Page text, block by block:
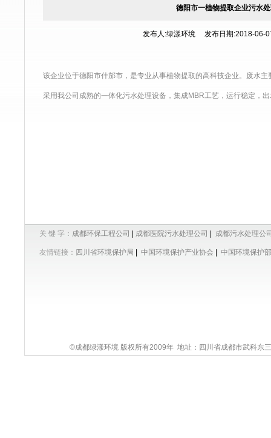
德阳市一植物提取企业污水
发布人:绿漾环境 发布日期:2018-06-
该企业位于德阳市什邡市，是专业从事植物提取的高科技企业。废水
采用我公司成熟的一体化污水处理设备 ，集成MBR工艺，运行稳定，
关 键 字： 成都环保工程公司 成都医院污水处理公司 成都污水处理公
友情链接： 四川省环境保护局 中国环境保护产业协会 中国环境保护部
©成都绿漾环境 版权所有2009年 地址：四川省成都市武科